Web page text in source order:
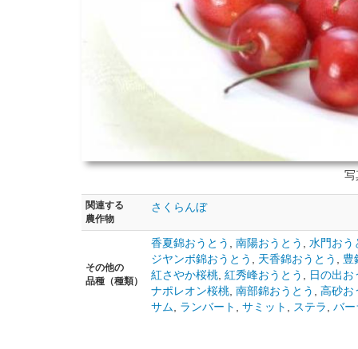
写
関連する
農作物
さくらんぼ
その他の
品種（種類）
香夏錦おうとう 南陽おうとう
水門おう
ジヤンボ錦おうとう
天香錦おうとう
豊
紅さやか桜桃 紅秀峰おうとう
日の出お
ナポレオン桜桃 南部錦おうとう
高砂お
サム
ランバート サミット ステラ バー